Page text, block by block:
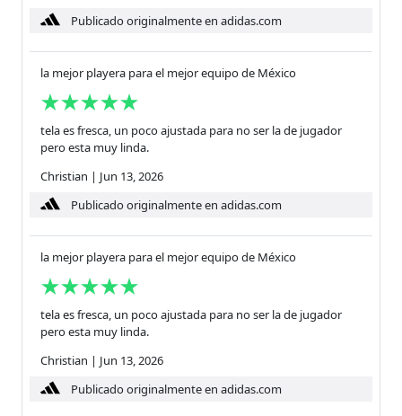
Publicado originalmente en adidas.com
la mejor playera para el mejor equipo de México
tela es fresca, un poco ajustada para no ser la de jugador
pero esta muy linda.
Christian | Jun 13, 2026
Publicado originalmente en adidas.com
la mejor playera para el mejor equipo de México
tela es fresca, un poco ajustada para no ser la de jugador
pero esta muy linda.
Christian | Jun 13, 2026
Publicado originalmente en adidas.com